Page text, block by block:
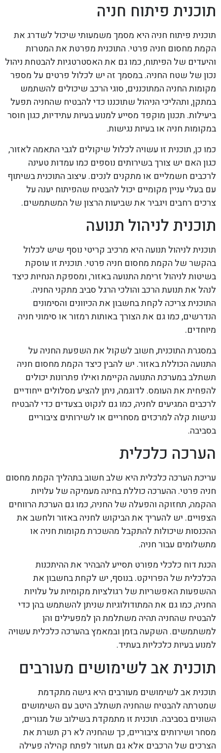
תוכנית פיתוח חניה
תוכנית פיתוח חניה היא מסמך משמעותי שיכול לשדרג את
הקמת מחסום חניה פרטי. התוכנית מפרטת את המטרות
והיעדים של הפיתוח, כמו גם את האסטרטגיות להבטחת ניהול
נכון של שטח החניה. במסמך זה יש לכלול פרטים על מספר
מקומות החניה המתוכננים, סוגי הרכב שיכולים להשתמש
במתקן, ותהליכי הניהול שתוכננו כדי להבטיח שהחניה תפעל
ביעילות. תכנון מוקפד מסייע למנוע בעיות עתידיות, כגון חוסר
במקומות חניה או בעיות נגישות.
כמו כן, תוכנית זו עשויה לכלול שיקולים לגבי התאמה לאזור,
כגון האם יש צורך בשירותים נוספים כמו עמדות טעינה
לרכבים חשמליים או מתקנים לנכים. עיצוב התוכנית בשיתוף
עם בעלי עניין מקומיים יכול להבטיח שהפיתוח יענה על
צרכים רחבים ויגביר את שביעות הרצון של המשתמשים.
תוכנית לניהול תנועה
תוכנית לניהול תנועה היא מרכיב קריטי נוסף שיש לכלול
בהקשר של הקמת מחסום חניה פרטי. תוכנית זו עוסקת
בשיטות לניהול זרימת התנועה באזור, ומספקת הנחיות כיצד
לנהל את תנועת הרכב והולכי הרגל סביב מתקני החניה.
התוכנית צריכה לקחת בחשבון את הכיוונים והסימונים
הנדרשים, כמו גם את הצורך באותות רמזור או סימוני חניה
מיוחדים.
במסגרת התוכנית, חשוב לשקול את השפעת החניה על
התנועה הכוללת באזור. יש להבין כיצד הקמת מחסום חניה
תשתלב במערכת התנועה הקיימת ואילו פתרונות יכולים
להפחית את העומס. לדוגמה, ניתן להציע מסלולים ייחודיים
לרכבים המגיעים לחניה, כמו גם לנקוט בצעדים כדי להבטיח
נגישות קלה למרכזים מסחריים או לשירותים ציבוריים
בסביבה.
הערכה כלכלית
עריכת הערכה כלכלית היא שלב חשוב בתהליך הקמת מחסום
חניה פרטי. ההערכה כוללת בחינה מעמיקה של עלויות
ההקמה, תחזוקה והפעלה של החניה, כמו גם הערכת הרווחים
הצפויים. יש להעריך את הביקוש לחניה באזור ולחשב את
ההכנסות שיכולות להתקבל מהשכרת מקומות חניה או
מתשלומים עבור חניה.
הכנת דוח כלכלי מפורט תסייע להבהיר את ההיתכנות
הכלכלית של הפרויקט. בנוסף, יש לקחת בחשבון את
ההשפעות האפשריות של רגולציות מקומיות על עלויות
החניה, כמו גם את המתודולוגיות שניתן להשתמש בהן כדי
להבטיח שהחניה תהיה משתלמת הן למפעילים והן
למשתמשים. השקעה בזמן ובמאמץ בהערכה כלכלית עשויה
למנוע בעיות כלכליות בעתיד.
תוכנית אב לשימושים מעורבים
תוכנית אב לשימושים מעורבים היא גישה מתקדמת
שמטרתה להבטיח שהחניה תשתלב היטב עם השימושים
השונים בסביבה. תוכנית זו מתמקדת בשילוב של מגורים,
מסחר ושירותים ציבוריים, כך שהחניה לא רק תשרת את
הצרכים של הרכבים אלא גם תעזור לפתח קהילה פעילה